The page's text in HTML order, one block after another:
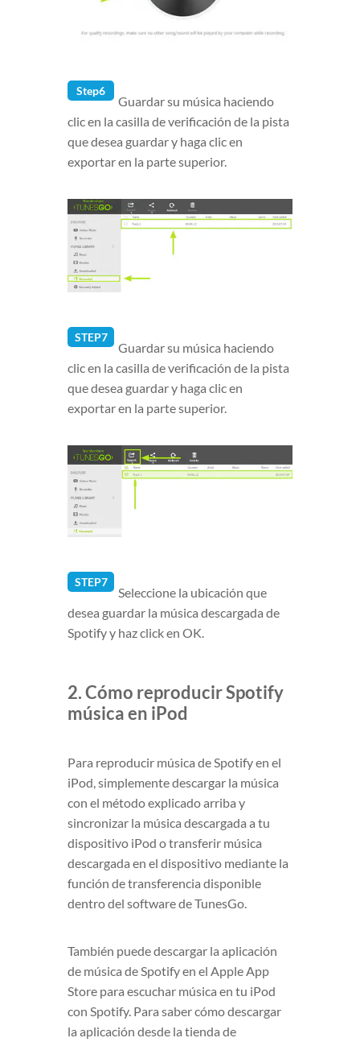
Step6
Guardar su música haciendo
clic en la casilla de verificación de la pista
que desea guardar y haga clic en
exportar en la parte superior.
STEP7
Guardar su música haciendo
clic en la casilla de verificación de la pista
que desea guardar y haga clic en
exportar en la parte superior.
STEP7
Seleccione la ubicación que
desea guardar la música descargada de
Spotify y haz click en OK.
2. Cómo reproducir Spotify
música en iPod
Para reproducir música de Spotify en el
iPod, simplemente descargar la música
con el método explicado arriba y
sincronizar la música descargada a tu
dispositivo iPod o transferir música
descargada en el dispositivo mediante la
función de transferencia disponible
dentro del software de TunesGo.
También puede descargar la aplicación
de música de Spotify en el Apple App
Store para escuchar música en tu iPod
con Spotify. Para saber cómo descargar
la aplicación desde la tienda de